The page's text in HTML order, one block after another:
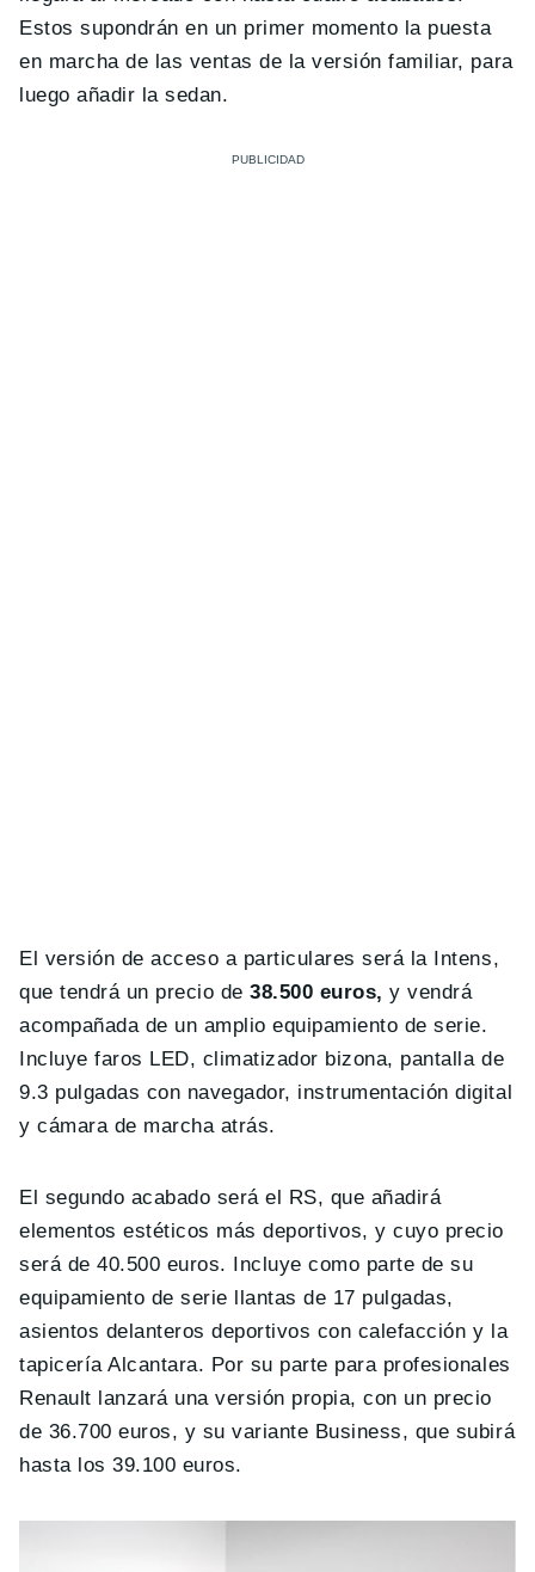
Estos supondrán en un primer momento la puesta
en marcha de las ventas de la versión familiar, para
luego añadir la sedan.
El versión de acceso a particulares será la Intens,
que tendrá un precio de38.500 euros, y vendrá
acompañada de un amplio equipamiento de serie.
Incluye faros LED, climatizador bizona, pantalla de
9.3 pulgadas con navegador, instrumentación digital
y cámara de marcha atrás.
El segundo acabado será el RS, que añadirá
elementos estéticos más deportivos, y cuyo precio
será de 40.500 euros. Incluye como parte de su
equipamiento de serie llantas de 17 pulgadas,
asientos delanteros deportivos con calefacción y la
tapicería Alcantara. Por su parte para profesionales
Renault lanzará una versión propia, con un precio
de 36.700 euros, y su variante Business, que subirá
hasta los 39.100 euros.